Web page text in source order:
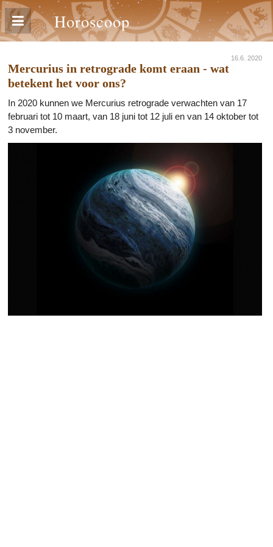
Horoscoop
16.6. 2020
Mercurius in retrograde komt eraan - wat
betekent het voor ons?
In 2020 kunnen we Mercurius retrograde verwachten van 17
februari tot 10 maart, van 18 juni tot 12 juli en van 14 oktober tot
3 november.